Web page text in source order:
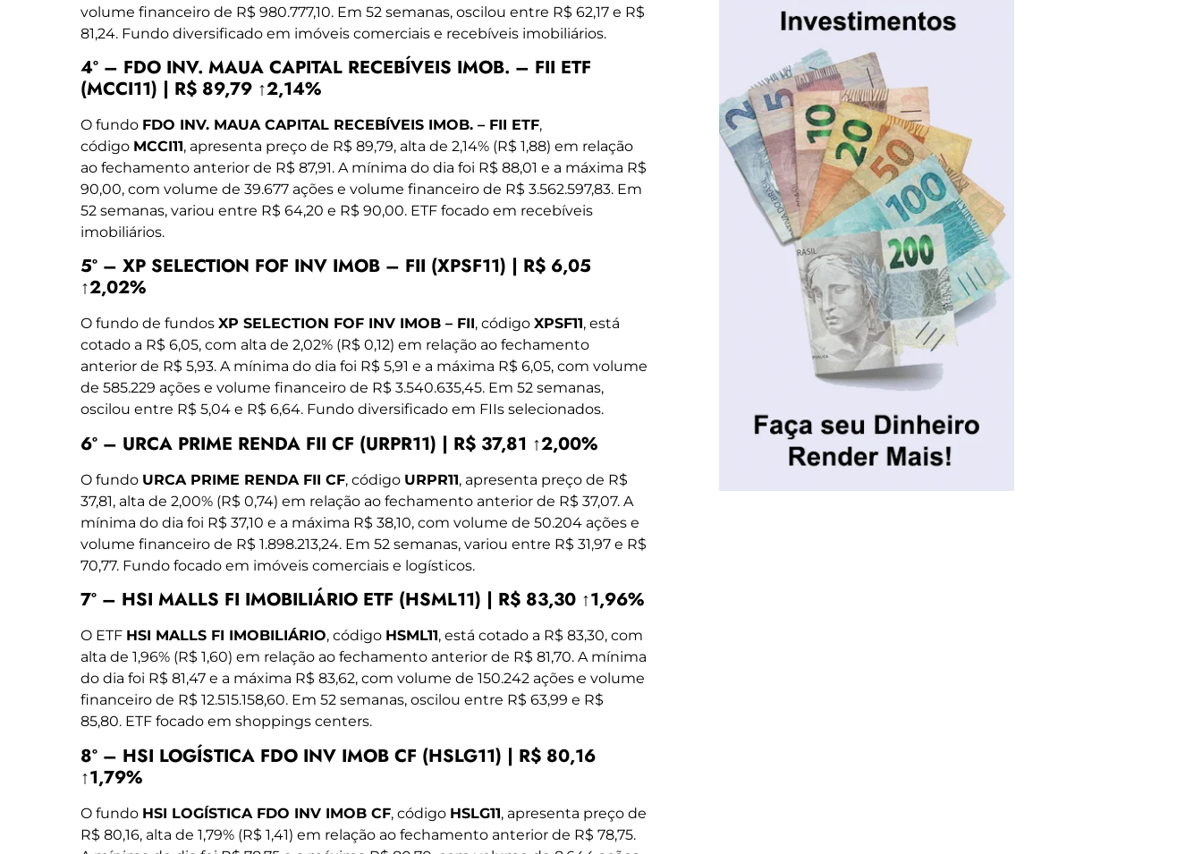
volume financeiro de R$ 980.777,10. Em 52 semanas, oscilou entre R$ 62,17 e R$
81,24. Fundo diversificado em imóveis comerciais e recebíveis imobiliários.
4º – FDO INV. MAUA CAPITAL RECEBÍVEIS IMOB. – FII ETF
(MCCI11) | R$ 89,79 ↑2,14%
O fundo FDO INV. MAUA CAPITAL RECEBÍVEIS IMOB. – FII ETF,
código MCCI11, apresenta preço de R$ 89,79, alta de 2,14% (R$ 1,88) em relação
ao fechamento anterior de R$ 87,91. A mínima do dia foi R$ 88,01 e a máxima R$
90,00, com volume de 39.677 ações e volume financeiro de R$ 3.562.597,83. Em
52 semanas, variou entre R$ 64,20 e R$ 90,00. ETF focado em recebíveis
imobiliários.
5º – XP SELECTION FOF INV IMOB – FII (XPSF11) | R$ 6,05
↑2,02%
O fundo de fundos XP SELECTION FOF INV IMOB – FII, código XPSF11, está
cotado a R$ 6,05, com alta de 2,02% (R$ 0,12) em relação ao fechamento
anterior de R$ 5,93. A mínima do dia foi R$ 5,91 e a máxima R$ 6,05, com volume
de 585.229 ações e volume financeiro de R$ 3.540.635,45. Em 52 semanas,
oscilou entre R$ 5,04 e R$ 6,64. Fundo diversificado em FIIs selecionados.
6º – URCA PRIME RENDA FII CF (URPR11) | R$ 37,81 ↑2,00%
O fundo URCA PRIME RENDA FII CF, código URPR11, apresenta preço de R$
37,81, alta de 2,00% (R$ 0,74) em relação ao fechamento anterior de R$ 37,07. A
mínima do dia foi R$ 37,10 e a máxima R$ 38,10, com volume de 50.204 ações e
volume financeiro de R$ 1.898.213,24. Em 52 semanas, variou entre R$ 31,97 e R$
70,77. Fundo focado em imóveis comerciais e logísticos.
7º – HSI MALLS FI IMOBILIÁRIO ETF (HSML11) | R$ 83,30 ↑1,96%
O ETF HSI MALLS FI IMOBILIÁRIO, código HSML11, está cotado a R$ 83,30, com
alta de 1,96% (R$ 1,60) em relação ao fechamento anterior de R$ 81,70. A mínima
do dia foi R$ 81,47 e a máxima R$ 83,62, com volume de 150.242 ações e volume
financeiro de R$ 12.515.158,60. Em 52 semanas, oscilou entre R$ 63,99 e R$
85,80. ETF focado em shoppings centers.
8º – HSI LOGÍSTICA FDO INV IMOB CF (HSLG11) | R$ 80,16
↑1,79%
O fundo HSI LOGÍSTICA FDO INV IMOB CF, código HSLG11, apresenta preço de
R$ 80,16, alta de 1,79% (R$ 1,41) em relação ao fechamento anterior de R$ 78,75.